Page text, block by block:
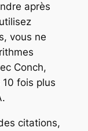
après
vous ne
Conch,
fois plus
citations,